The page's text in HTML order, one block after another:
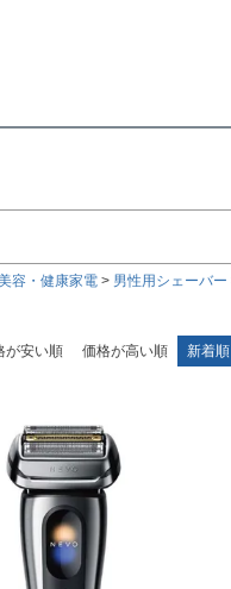
容・健康家電 男性用シェーバー
が安い順 価格が高い順 新着順